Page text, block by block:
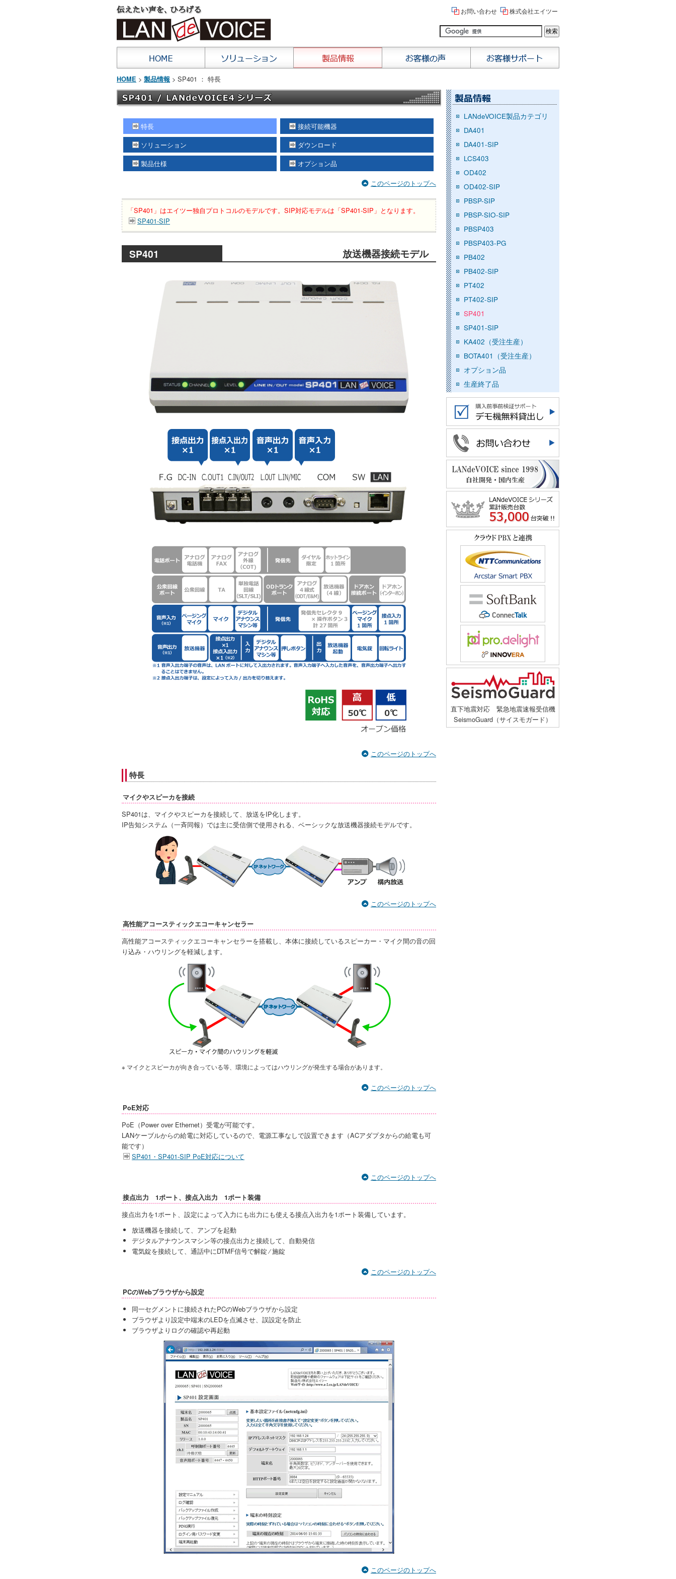
お問い合わせ 株式会社エイツー
HOME > 製品情報 > SP401 ： 特長
LANdeVOICE製品カテゴリ
DA401
DA401-SIP
LCS403
OD402
OD402-SIP
PBSP-SIP
PBSP-SIO-SIP
PBSP403
PBSP403-PG
PB402
PB402-SIP
PT402
PT402-SIP
SP401
SP401-SIP
KA402（受注生産）
BOTA401（受注生産）
オプション品
生産終了品
直下地震対応 緊急地震速報受信機
SeismoGuard（サイスモガード）
特長
接続可能機器
ソリューション
ダウンロード
製品仕様
オプション品
このページのトップへ
「SP401」はエイツー独自プロトコルのモデルです。SIP対応モデルは「SP401-SIP」となります。
SP401-SIP
SP401 放送機器接続モデル
このページのトップへ
特長
マイクやスピーカを接続
SP401は、マイクやスピーカを接続して、放送をIP化します。
IP告知システム（一斉同報）では主に受信側で使用される、ベーシックな放送機器接続モデルです。
このページのトップへ
高性能アコースティックエコーキャンセラー
高性能アコースティックエコーキャンセラーを搭載し、本体に接続しているスピーカー・マイク間の音の回
り込み・ハウリングを軽減します。
※ マイクとスピーカが向き合っている等、環境によってはハウリングが発生する場合があります。
このページのトップへ
PoE対応
PoE（Power over Ethernet）受電が可能です。
LANケーブルからの給電に対応しているので、電源工事なしで設置できます（ACアダプタからの給電も可
能です）
SP401・SP401-SIP PoE対応について
このページのトップへ
接点出力 1ポート、接点入出力 1ポート装備
接点出力を1ポート、設定によって入力にも出力にも使える接点入出力を1ポート装備しています。
放送機器を接続して、アンプを起動
デジタルアナウンスマシン等の接点出力と接続して、自動発信
電気錠を接続して、通話中にDTMF信号で解錠 ⁄ 施錠
このページのトップへ
PCのWebブラウザから設定
同一セグメントに接続されたPCのWebブラウザから設定
ブラウザより設定中端末のLEDを点滅させ、誤設定を防止
ブラウザよりログの確認や再起動
このページのトップへ